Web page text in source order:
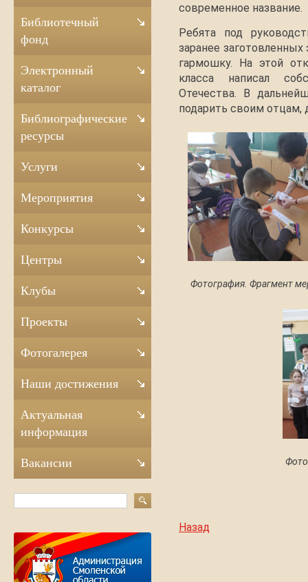
современное название.
Ребята под
заранее
гармошку. На этой
класса написал
Отечества. В
подарить своим отцам,
Фотография. Фрагмент
Назад
Библиотечный
фонд
Электронный
каталог
Библиографические
ресурсы
Услуги
Мероприятия
Конкурсы
Центры
Клубы
Проекты
Фотогалерея
Наши достижения
Актуальная
информация
Вакансии